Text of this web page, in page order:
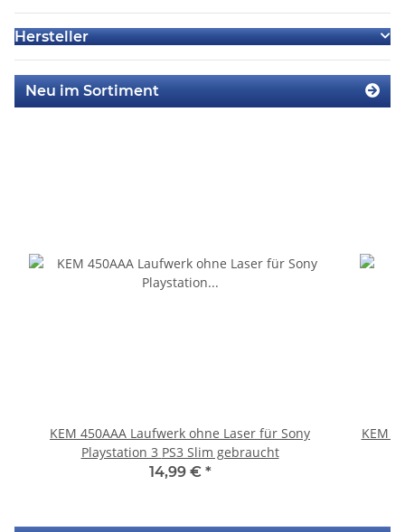
Hersteller
Neu im Sortiment
KEM 450AAA Laufwerk ohne Laser für Sony
Playstation 3 PS3 Slim gebraucht
14,99 € *
KEM